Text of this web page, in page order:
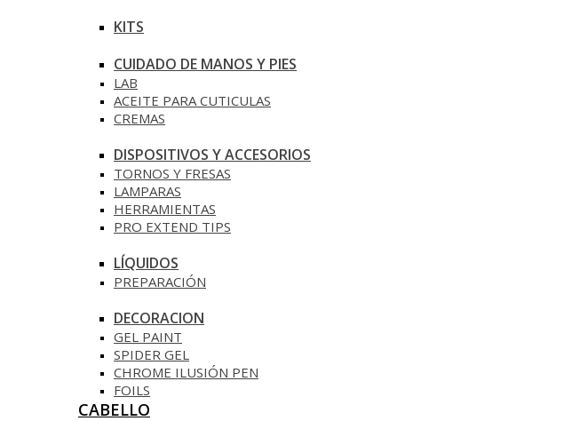
KITS
CUIDADO DE MANOS Y PIES
LAB
ACEITE PARA CUTICULAS
CREMAS
DISPOSITIVOS Y ACCESORIOS
TORNOS Y FRESAS
LAMPARAS
HERRAMIENTAS
PRO EXTEND TIPS
LÍQUIDOS
PREPARACIÓN
DECORACION
GEL PAINT
SPIDER GEL
CHROME ILUSIÓN PEN
FOILS
CABELLO